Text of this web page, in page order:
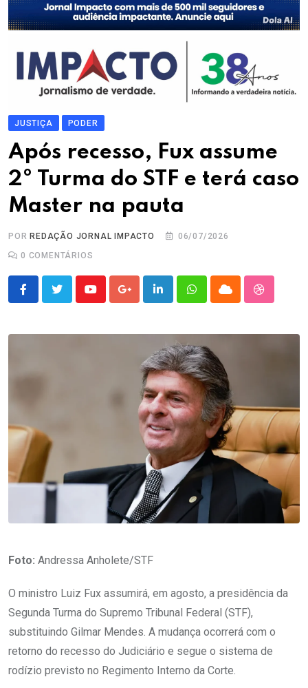
JUSTIÇA PODER
Após recesso, Fux assume
2º Turma do STF e terá caso
Master na pauta
POR REDAÇÃO JORNAL IMPACTO
06/07/2026
0 COMENTÁRIOS
YoutubeGoogle+LinkedInWhatsappCloud
Foto: Andressa Anholete/STF
O ministro Luiz Fux assumirá, em agosto, a presidência da
Segunda Turma do Supremo Tribunal Federal (STF),
substituindo Gilmar Mendes. A mudança ocorrerá com o
retorno do recesso do Judiciário e segue o sistema de
rodízio previsto no Regimento Interno da Corte.